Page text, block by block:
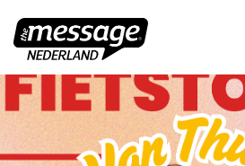
to
content